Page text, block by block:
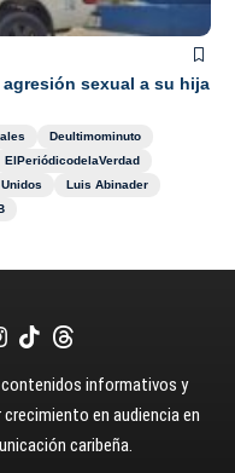
sexual a su hija
Deultimominuto
ElPeriódicodelaVerdad
Luis Abinader
informativos y
en audiencia en
caribeña.